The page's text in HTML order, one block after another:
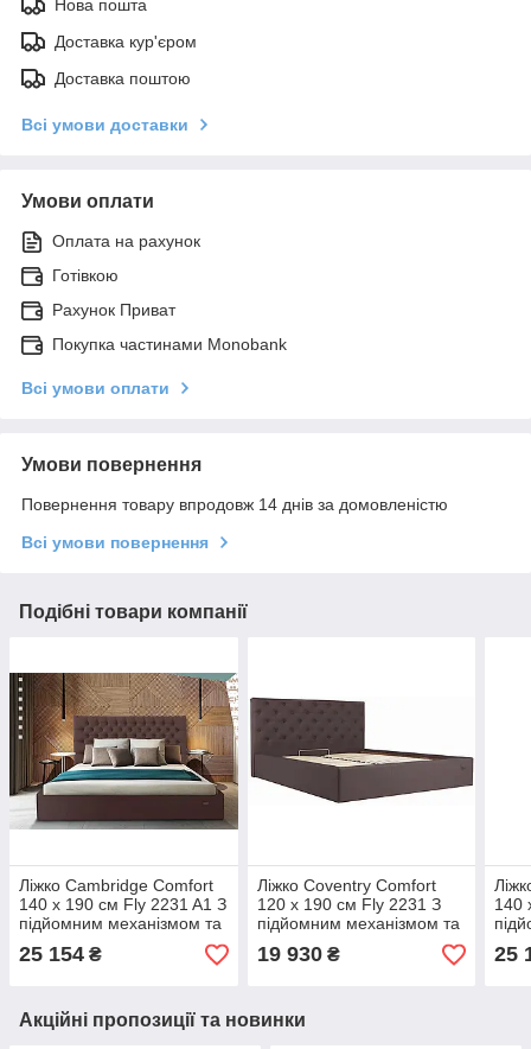
Нова пошта
Доставка кур'єром
Доставка поштою
Всі умови доставки
Умови оплати
Оплата на рахунок
Готівкою
Рахунок Приват
Покупка частинами Monobank
Всі умови оплати
Умови повернення
Повернення товару впродовж 14 днів за домовленістю
Всі умови повернення
Подібні товари компанії
Ліжко Cambridge Comfort
140 х 190 см Fly 2231 A1 З
підйомним механізмом та
нішою для білизни Темно-
коричневий
25 154 ₴
Ліжко Coventry Comfort
120 х 190 см Fly 2231 З
підйомним механізмом та
нішою для білизни Темно-
коричневий
19 930₴
140
25
Акційні пропозиції та новинки